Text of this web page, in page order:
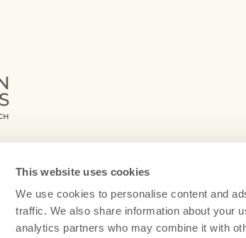
This website uses cookies
We use cookies to personalise content and
traffic. We also share information about your
analytics partners who may combine it with